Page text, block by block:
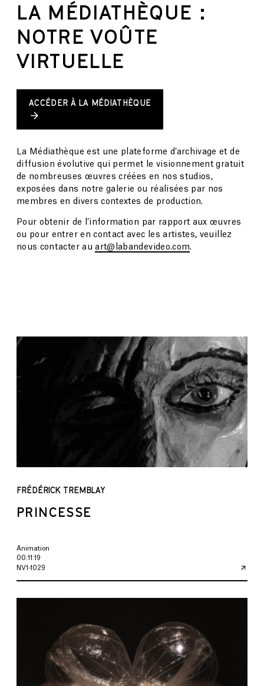
LA MÉDIATHÈQUE :
NOTRE VOÛTE
VIRTUELLE
ACCÉDER À LA MÉDIATHÈQUE
La Médiathèque est une plateforme d’archivage et de
diffusion évolutive qui permet le visionnement gratuit
de nombreuses œuvres créées en nos studios,
exposées dans notre galerie ou réalisées par nos
membres en divers contextes de production.
Pour obtenir de l’information par rapport aux œuvres
ou pour entrer en contact avec les artistes, veuillez
nous contacter auart@labandevideo.com.
FRÉDÉRICK TREMBLAY
PRINCESSE
Animation
00:11:19
NV1-1029